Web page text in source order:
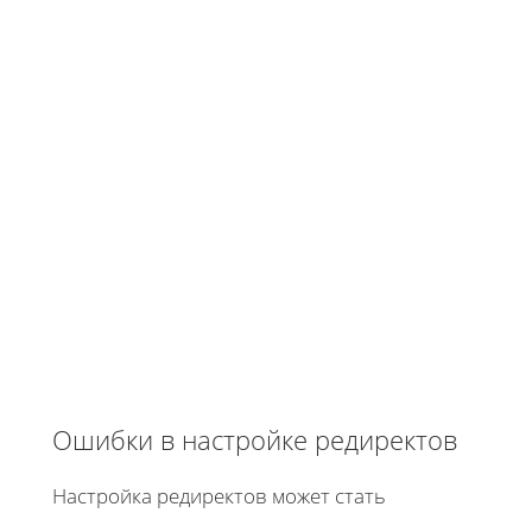
Ошибки в настройке редиректов
Настройка редиректов может стать